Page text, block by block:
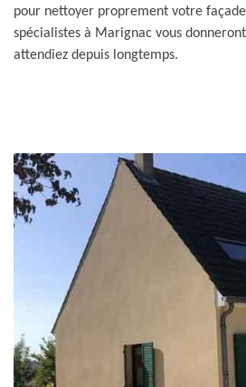
pour nettoyer proprement votre
spécialistes à Marignac vous
attendiez depuis longtemps.